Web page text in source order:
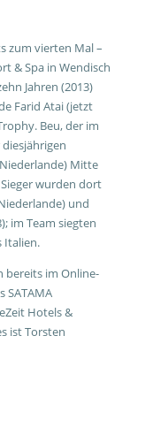
zum vierten Mal –
& Spa in Wendisch
Jahren (2013)
Farid Atai (jetzt
Beu, der im
Mitte
wurden dort
und
im Team siegten
Italien.
bereits im Online-
SATAMA
Hotels &
ist Torsten